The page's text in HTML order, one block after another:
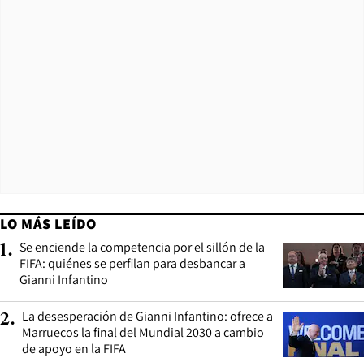
LO MÁS LEÍDO
1. Se enciende la competencia por el sillón de la
FIFA: quiénes se perfilan para desbancar a
Gianni Infantino
2. La desesperación de Gianni Infantino: ofrece a
Marruecos la final del Mundial 2030 a cambio
de apoyo en la FIFA